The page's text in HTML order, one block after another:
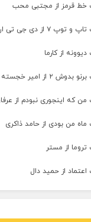
خط قرمز از مجتبی محب
۷ از دی جی تی ان تی
از کارما
۲ از امیر خجسته
من که اینجوری نبودم از
ماه من بودی از حامد ذاکری
تروما از مستر
اعتماد از حمید دال